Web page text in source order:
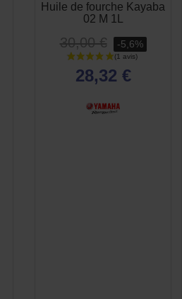
Huile de fourche Kayaba
02 M 1L
30,00 € -5,6%
28,32 €
APERÇU
RAPIDE